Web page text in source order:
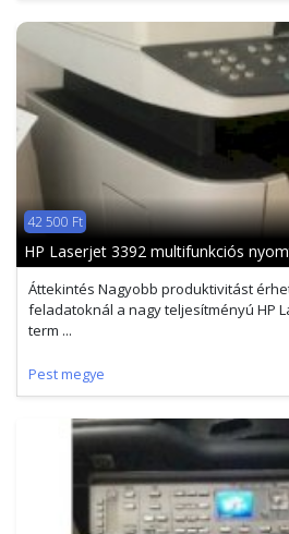
42 500 Ft
HP Laserjet 3392 multifunkciós
Áttekintés Nagyobb produktivitást
feladatoknál a nagy teljesítményú HP
term ...
Pest megye